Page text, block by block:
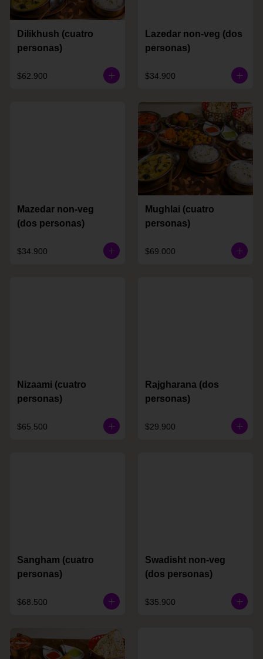
Dilikhush (cuatro
personas)
$62.900
Lazedar non-veg (dos
personas)
$34.900
Mazedar non-veg
(dos personas)
$34.900
Mughlai (cuatro
personas)
$69.000
Nizaami (cuatro
personas)
$65.500
Rajgharana (dos
personas)
$29.900
Sangham (cuatro
personas)
$68.500
Swadisht non-veg
(dos personas)
$35.900